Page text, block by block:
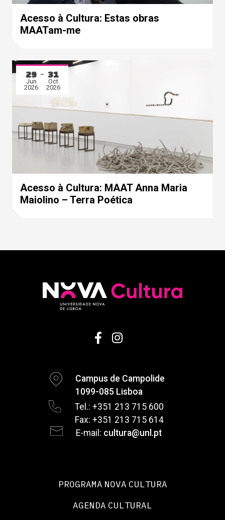
Acesso à Cultura: Estas obras
MAATam-me
29
Jun
2026
31
Oct
2026
Acesso à Cultura: MAAT Anna Maria
Maiolino – Terra Poética
Campus de Campolide
1099-085 Lisboa
Tel.: +351 213 715 600
Fax: +351 213 715 614
E-mail: cultura@unl.pt
PROGRAMA NOVA CULTURA
AGENDA CULTURAL